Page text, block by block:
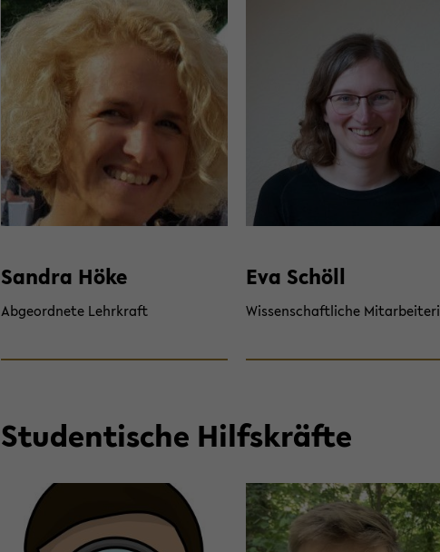
San­dra Höke
Ab­ge­ord­ne­te Lehr­kraft
Eva Schöll
Wis­sen­schaft­li­che
Stu­den­ti­sche Hilfs­kräf­te